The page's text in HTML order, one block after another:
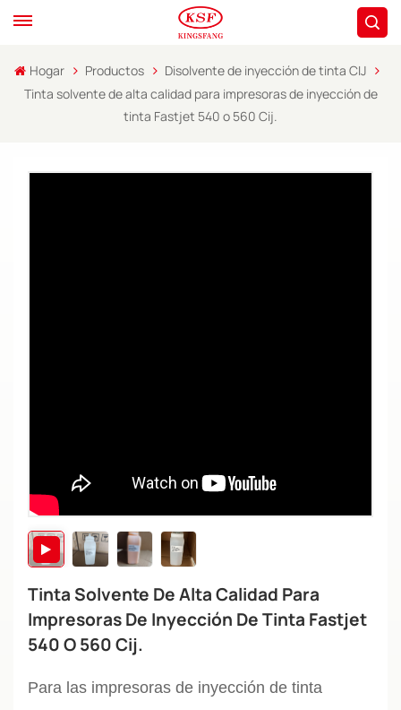
Hogar Productos
Disolvente de inyección de tinta CIJ
Tinta solvente de alta calidad para impresoras de inyección de
tinta Fastjet 540 o 560 Cij.
Tinta Solvente De Alta Calidad Para
Impresoras De Inyección De Tinta Fastjet
540 O 560 Cij.
Para las impresoras de inyección de tinta